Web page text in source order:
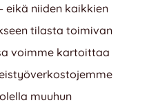
eikä niiden kaikkien
tilasta toimivan
voimme kartoittaa
muuhun